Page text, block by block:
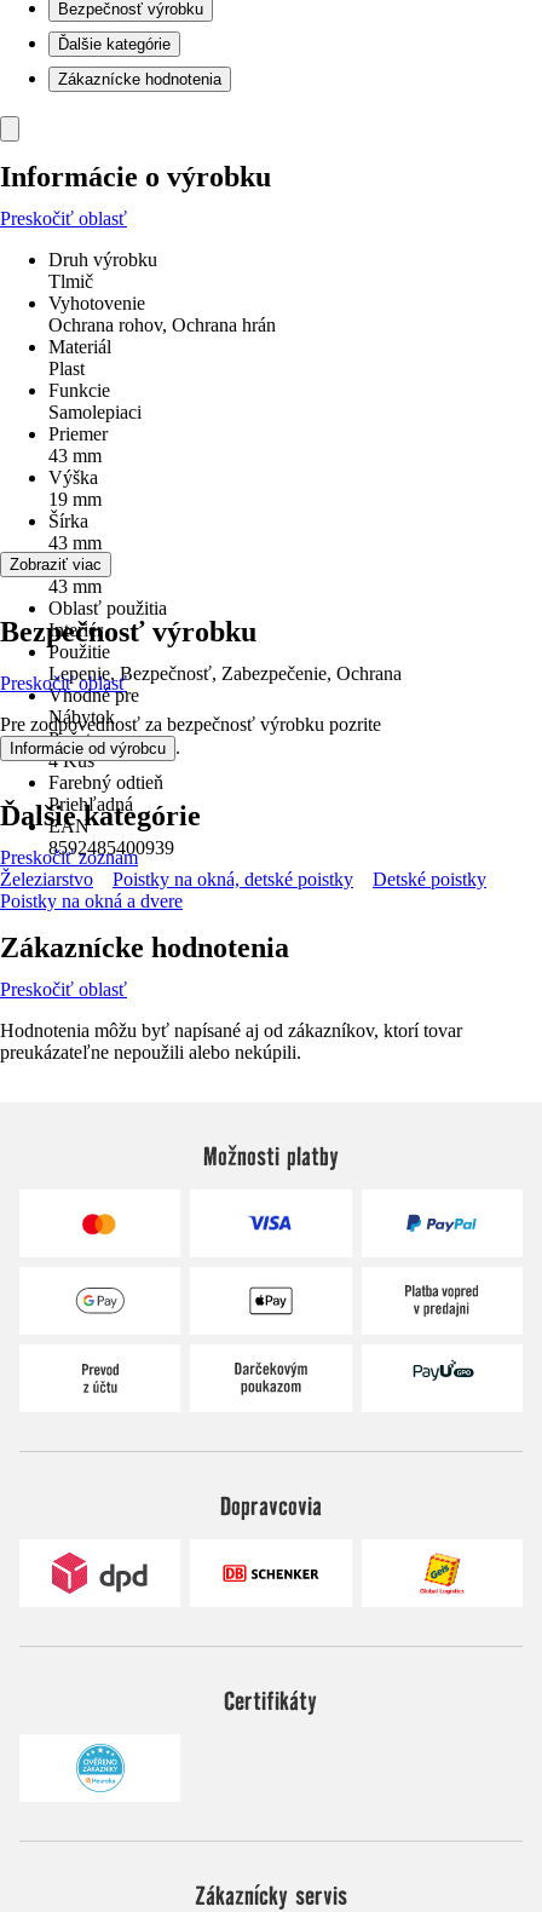
Bezpečnosť výrobku
Ďalšie kategórie
Zákaznícke hodnotenia
Informácie o výrobku
Preskočiť oblasť
Druh výrobku
Tlmič
Vyhotovenie
Ochrana rohov, Ochrana hrán
Materiál
Plast
Funkcie
Samolepiaci
Priemer
43 mm
Výška
19 mm
Šírka
43 mm
Dĺžka
43 mm
Oblasť použitia
Interiér
Použitie
Lepenie, Bezpečnosť, Zabezpečenie, Ochrana
Vhodné pre
Nábytok
Počet
4 Kus
Farebný odtieň
Priehľadná
EAN
8592485400939
Zobraziť viac
Bezpečnosť výrobku
Preskočiť oblasť
Pre zodpovednosť za bezpečnosť výrobku pozrite
Informácie od výrobcu .
Ďalšie kategórie
Preskočiť zoznam
Železiarstvo
Poistky na okná, detské poistky
Detské poistky
Poistky na okná a dvere
Zákaznícke hodnotenia
Preskočiť oblasť
Hodnotenia môžu byť napísané aj od zákazníkov, ktorí tovar
preukázateľne nepoužili alebo nekúpili.
Možnosti platby
Dopravcovia
Certifikáty
Zákaznícky servis